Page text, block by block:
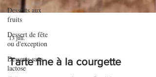
Desserts aux
fruits
Dessert de fête
ou d'exception
Desserts sans
lactose
13 juil.